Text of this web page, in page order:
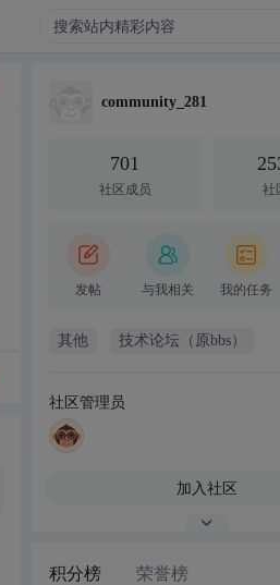
community_281
701
社区成员 社
发帖 与我相关 我的任务
其他 技术论坛（原bbs）
社区管理员
加入社区
积分榜 荣誉榜